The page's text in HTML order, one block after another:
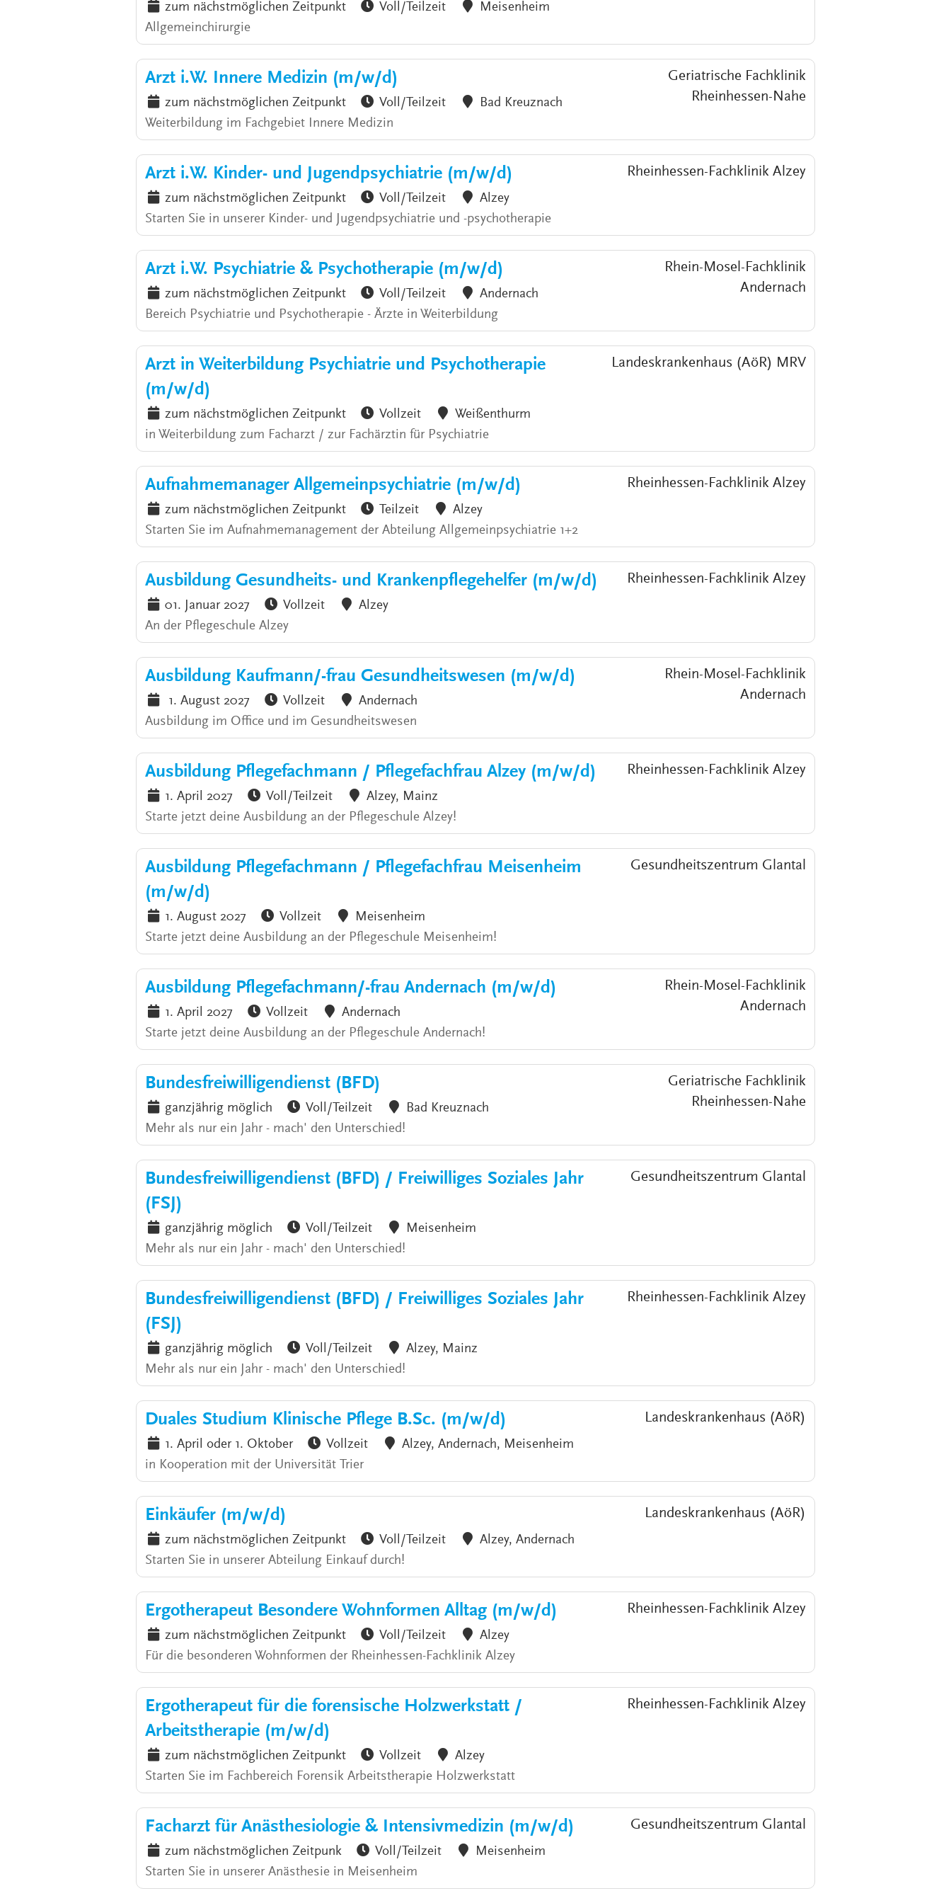
zum nächstmöglichen Zeitpunkt Voll/Teilzeit
Meisenheim
Allgemeinchirurgie
Arzt i.W. Innere Medizin (m/w/d)
zum nächstmöglichen Zeitpunkt Voll/Teilzeit
Bad Kreuznach
Weiterbildung im Fachgebiet Innere Medizin
Geriatrische Fachklinik
Rheinhessen-Nahe
Arzt i.W. Kinder- und Jugendpsychiatrie (m/w/d)
zum nächstmöglichen Zeitpunkt Voll/Teilzeit
Alzey
Starten Sie in unserer Kinder- und Jugendpsychiatrie und -psychotherapie
Rheinhessen-Fachklinik Alzey
Arzt i.W. Psychiatrie & Psychotherapie (m/w/d)
zum nächstmöglichen Zeitpunkt Voll/Teilzeit
Andernach
Bereich Psychiatrie und Psychotherapie - Ärzte in Weiterbildung
Rhein-Mosel-Fachklinik
Andernach
Arzt in Weiterbildung Psychiatrie und Psychotherapie
(m/w/d)
zum nächstmöglichen Zeitpunkt Vollzeit
Weißenthurm
in Weiterbildung zum Facharzt / zur Fachärztin für Psychiatrie
Landeskrankenhaus (AöR) MRV
Aufnahmemanager Allgemeinpsychiatrie (m/w/d)
zum nächstmöglichen Zeitpunkt Teilzeit
Alzey
Starten Sie im Aufnahmemanagement der Abteilung Allgemeinpsychiatrie 1+2
Rheinhessen-Fachklinik Alzey
Ausbildung Gesundheits- und Krankenpflegehelfer (m/w/d)
01. Januar 2027 Vollzeit
Alzey
An der Pflegeschule Alzey
Rheinhessen-Fachklinik Alzey
Ausbildung Kaufmann/-frau Gesundheitswesen (m/w/d)
1. August 2027 Vollzeit
Andernach
Ausbildung im Office und im Gesundheitswesen
Rhein-Mosel-Fachklinik
Andernach
Ausbildung Pflegefachmann / Pflegefachfrau Alzey (m/w/d)
1. April 2027 Voll/Teilzeit
Alzey, Mainz
Starte jetzt deine Ausbildung an der Pflegeschule Alzey!
Rheinhessen-Fachklinik Alzey
Ausbildung Pflegefachmann / Pflegefachfrau Meisenheim
(m/w/d)
1. August 2027 Vollzeit
Meisenheim
Starte jetzt deine Ausbildung an der Pflegeschule Meisenheim!
Gesundheitszentrum Glantal
Ausbildung Pflegefachmann/-frau Andernach (m/w/d)
1. April 2027 Vollzeit
Andernach
Starte jetzt deine Ausbildung an der Pflegeschule Andernach!
Rhein-Mosel-Fachklinik
Andernach
Bundesfreiwilligendienst (BFD)
ganzjährig möglich Voll/Teilzeit
Bad Kreuznach
Mehr als nur ein Jahr - mach' den Unterschied!
Geriatrische Fachklinik
Rheinhessen-Nahe
Bundesfreiwilligendienst (BFD) / Freiwilliges Soziales Jahr
(FSJ)
ganzjährig möglich Voll/Teilzeit
Meisenheim
Mehr als nur ein Jahr - mach' den Unterschied!
Gesundheitszentrum Glantal
Bundesfreiwilligendienst (BFD) / Freiwilliges Soziales Jahr
(FSJ)
ganzjährig möglich Voll/Teilzeit
Alzey, Mainz
Mehr als nur ein Jahr - mach' den Unterschied!
Rheinhessen-Fachklinik Alzey
Duales Studium Klinische Pflege B.Sc. (m/w/d)
1. April oder 1. Oktober Vollzeit
Alzey, Andernach, Meisenheim
in Kooperation mit der Universität Trier
Landeskrankenhaus (AöR)
Einkäufer (m/w/d)
zum nächstmöglichen Zeitpunkt Voll/Teilzeit
Alzey, Andernach
Starten Sie in unserer Abteilung Einkauf durch!
Landeskrankenhaus (AöR)
Ergotherapeut Besondere Wohnformen Alltag (m/w/d)
zum nächstmöglichen Zeitpunkt Voll/Teilzeit
Alzey
Für die besonderen Wohnformen der Rheinhessen-Fachklinik Alzey
Rheinhessen-Fachklinik Alzey
Ergotherapeut für die forensische Holzwerkstatt /
Arbeitstherapie (m/w/d)
zum nächstmöglichen Zeitpunkt Vollzeit
Alzey
Starten Sie im Fachbereich Forensik Arbeitstherapie Holzwerkstatt
Rheinhessen-Fachklinik Alzey
Facharzt für Anästhesiologie & Intensivmedizin (m/w/d)
zum nächstmöglichen Zeitpunk Voll/Teilzeit
Meisenheim
Starten Sie in unserer Anästhesie in Meisenheim
Gesundheitszentrum Glantal